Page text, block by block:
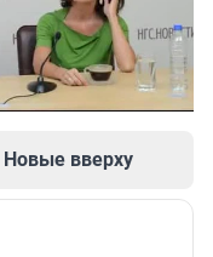
Новые вверху